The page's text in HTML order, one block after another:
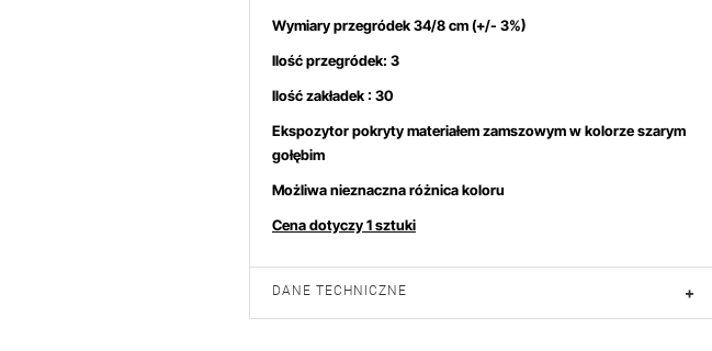
Wymiary przegródek 34/8 cm (+/- 3%)
Ilość przegródek: 3
Ilość zakładek : 30
Ekspozytor pokryty materiałem zamszowym w kolorze szarym
gołębim
Możliwa nieznaczna różnica koloru
Cena dotyczy 1 sztuki
DANE TECHNICZNE +